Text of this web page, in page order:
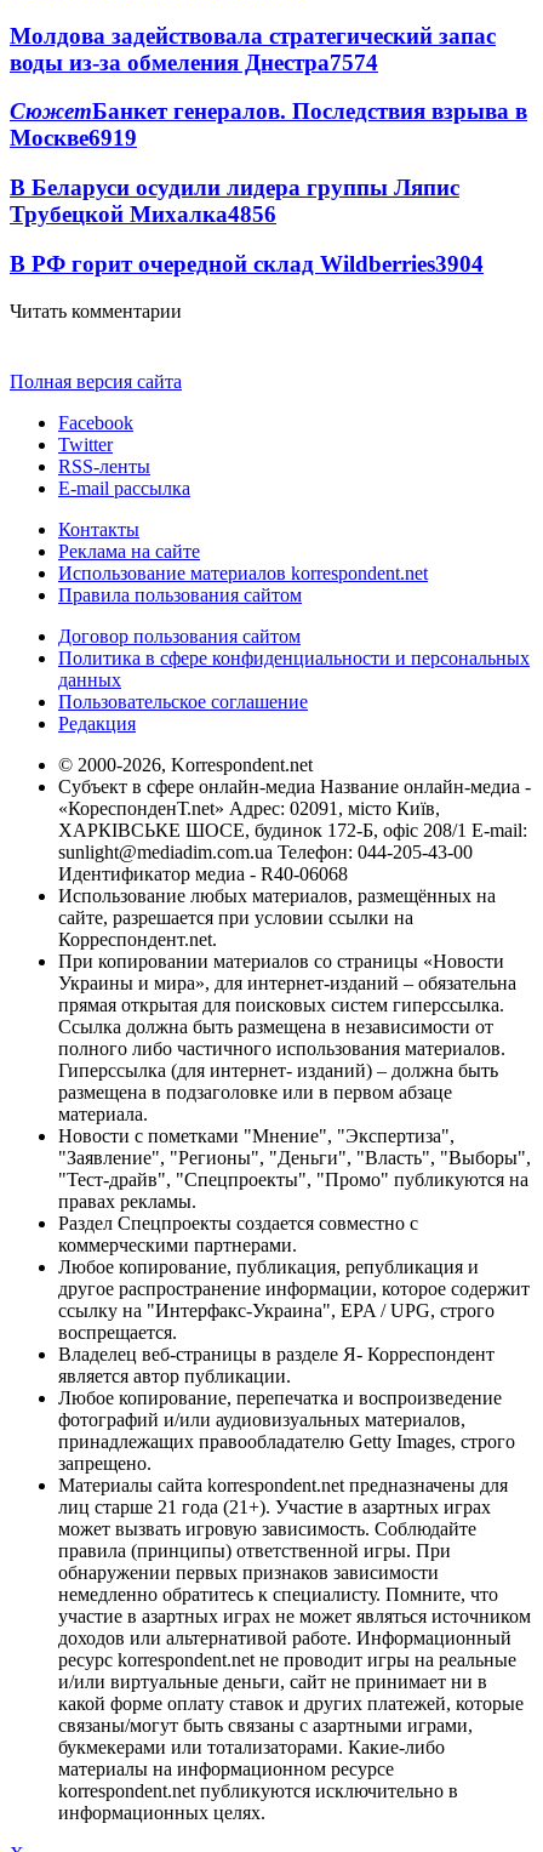
Молдова задействовала стратегический запас
воды из-за обмеления Днестра7574
СюжетБанкет генералов. Последствия взрыва в
Москве6919
В Беларуси осудили лидера группы Ляпис
Трубецкой Михалка4856
В РФ горит очередной склад Wildberries3904
Читать комментарии
Полная версия сайта
Facebook
Twitter
RSS-ленты
E-mail рассылка
Контакты
Реклама на сайте
Использование материалов korrespondent.net
Правила пользования сайтом
Договор пользования сайтом
Политика в сфере конфиденциальности и персональных
данных
Пользовательское соглашение
Редакция
© 2000-2026, Korrespondent.net
Субъект в сфере онлайн-медиа Название онлайн-медиа -
«КореспонденТ.net» Адрес: 02091, місто Київ,
ХАРКІВСЬКЕ ШОСЕ, будинок 172-Б, офіс 208/1 E-mail:
sunlight@mediadim.com.ua Телефон: 044-205-43-00
Идентификатор медиа - R40-06068
Использование любых материалов, размещённых на
сайте, разрешается при условии ссылки на
Корреспондент.net.
При копировании материалов со страницы «Новости
Украины и мира», для интернет-изданий – обязательна
прямая открытая для поисковых систем гиперссылка.
Ссылка должна быть размещена в независимости от
полного либо частичного использования материалов.
Гиперссылка (для интернет- изданий) – должна быть
размещена в подзаголовке или в первом абзаце
материала.
Новости с пометками "Мнение", "Экспертиза",
"Заявление", "Регионы", "Деньги", "Власть", "Выборы",
"Тест-драйв", "Спецпроекты", "Промо" публикуются на
правах рекламы.
Раздел Спецпроекты создается совместно с
коммерческими партнерами.
Любое копирование, публикация, републикация и
другое распространение информации, которое содержит
ссылку на "Интерфакс-Украина", EPA / UPG, строго
воспрещается.
Владелец веб-страницы в разделе Я- Корреспондент
является автор публикации.
Любое копирование, перепечатка и воспроизведение
фотографий и/или аудиовизуальных материалов,
принадлежащих правообладателю Getty Images, строго
запрещено.
Материалы сайта korrespondent.net предназначены для
лиц старше 21 года (21+). Участие в азартных играх
может вызвать игровую зависимость. Соблюдайте
правила (принципы) ответственной игры. При
обнаружении первых признаков зависимости
немедленно обратитесь к специалисту. Помните, что
участие в азартных играх не может являться источником
доходов или альтернативой работе. Информационный
ресурс korrespondent.net не проводит игры на реальные
и/или виртуальные деньги, сайт не принимает ни в
какой форме оплату ставок и других платежей, которые
связаны/могут быть связаны с азартными играми,
букмекерами или тотализаторами. Какие-либо
материалы на информационном ресурсе
korrespondent.net публикуются исключительно в
информационных целях.